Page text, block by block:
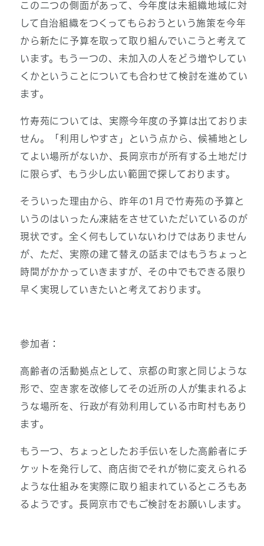
この二つの側面があって、今年度は未組織地域に対
して自治組織をつくってもらおうという施策を今年
から新たに予算を取って取り組んでいこうと考えて
います。もう一つの、未加入の人をどう増やしてい
くかということについても合わせて検討を進めてい
ます。
竹寿苑については、実際今年度の予算は出ておりま
せん。「利用しやすさ」という点から、候補地とし
てよい場所がないか、長岡京市が所有する土地だけ
に限らず、もう少し広い範囲で探しております。
そういった理由から、昨年の1月で竹寿苑の予算と
いうのはいったん凍結をさせていただいているのが
現状です。全く何もしていないわけではありません
が、ただ、実際の建て替えの話まではもうちょっと
時間がかかっていきますが、その中でもできる限り
早く実現していきたいと考えております。
参加者：
高齢者の活動拠点として、京都の町家と同じような
形で、空き家を改修してその近所の人が集まれるよ
うな場所を、行政が有効利用している市町村もあり
ます。
もう一つ、ちょっとしたお手伝いをした高齢者にチ
ケットを発行して、商店街でそれが物に変えられる
ような仕組みを実際に取り組まれているところもあ
るようです。長岡京市でもご検討をお願いします。